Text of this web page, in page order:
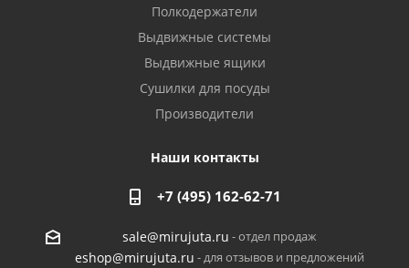
Полкодержатели
Выдвижные системы
Выдвижные ящики
Сушилки для посуды
Производители
Наши контакты
+7 (495) 162-62-71
sale@mirujuta.ru - отдел продаж
eshop@mirujuta.ru - для отзывов и предложений